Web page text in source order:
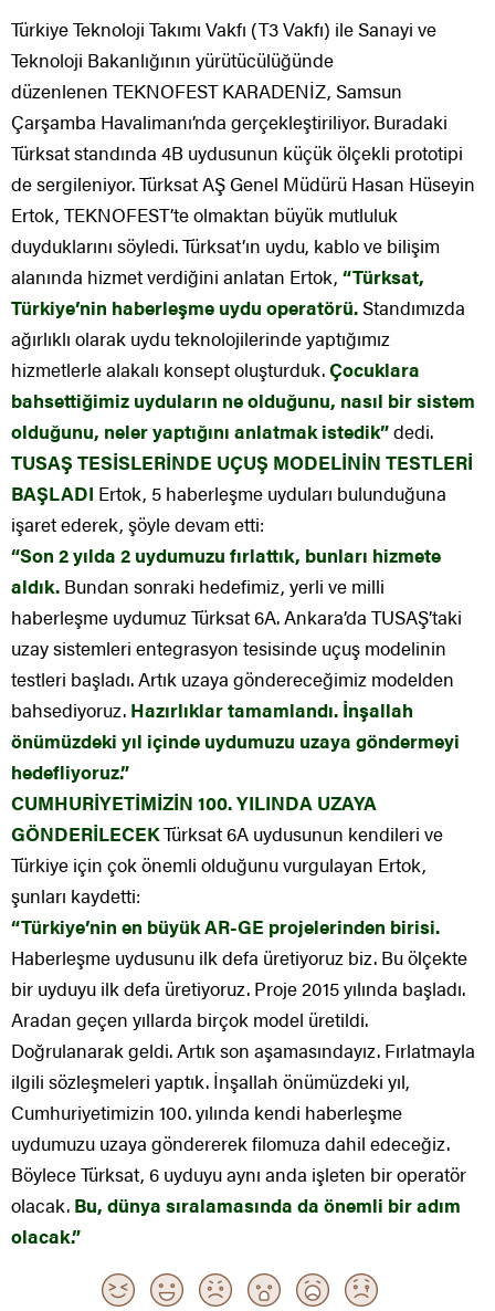
Türkiye Teknoloji Takımı Vakfı (T3 Vakfı) ile Sanayi ve
Teknoloji Bakanlığının yürütücülüğünde
düzenlenen TEKNOFEST KARADENİZ, Samsun
Çarşamba Havalimanı’nda gerçekleştiriliyor. Buradaki
Türksat standında 4B uydusunun küçük ölçekli prototipi
de sergileniyor. Türksat AŞ Genel Müdürü Hasan Hüseyin
Ertok, TEKNOFEST’te olmaktan büyük mutluluk
duyduklarını söyledi. Türksat’ın uydu, kablo ve bilişim
alanında hizmet verdiğini anlatan Ertok, “Türksat,
Türkiye’nin haberleşme uydu operatörü.Standımızda
ağırlıklı olarak uydu teknolojilerinde yaptığımız
hizmetlerle alakalı konsept oluşturduk.Çocuklara
bahsettiğimiz uyduların ne olduğunu, nasıl bir sistem
olduğunu, neler yaptığını anlatmak istedik”dedi.
TUSAŞ TESİSLERİNDE UÇUŞ MODELİNİN TESTLERİ
BAŞLADI Ertok, 5 haberleşme uyduları bulunduğuna
işaret ederek, şöyle devam etti:
“Son 2 yılda 2 uydumuzu fırlattık, bunları hizmete
aldık. Bundan sonraki hedefimiz, yerli ve milli
haberleşme uydumuz Türksat 6A. Ankara’da TUSAŞ’taki
uzay sistemleri entegrasyon tesisinde uçuş modelinin
testleri başladı. Artık uzaya göndereceğimiz modelden
bahsediyoruz. Hazırlıklar tamamlandı. İnşallah
önümüzdeki yıl içinde uydumuzu uzaya göndermeyi
hedefliyoruz.”
CUMHURİYETİMİZİN 100.YILINDA UZAYA
GÖNDERİLECEKTürksat 6A uydusunun kendileri ve
Türkiye için çok önemli olduğunu vurgulayan Ertok,
şunları kaydetti:
“Türkiye’nin en büyük AR-GE projelerinden birisi.
Haberleşme uydusunu ilk defa üretiyoruz biz. Bu ölçekte
bir uyduyu ilk defa üretiyoruz. Proje 2015 yılında başladı.
Aradan geçen yıllarda birçok model üretildi.
Doğrulanarak geldi. Artık son aşamasındayız. Fırlatmayla
ilgili sözleşmeleri yaptık. İnşallah önümüzdeki yıl,
Cumhuriyetimizin 100. yılında kendi haberleşme
uydumuzu uzaya göndererek filomuza dahil edeceğiz.
Böylece Türksat, 6 uyduyu aynı anda işleten bir operatör
olacak. Bu, dünya sıralamasında da önemli bir adım
olacak.”